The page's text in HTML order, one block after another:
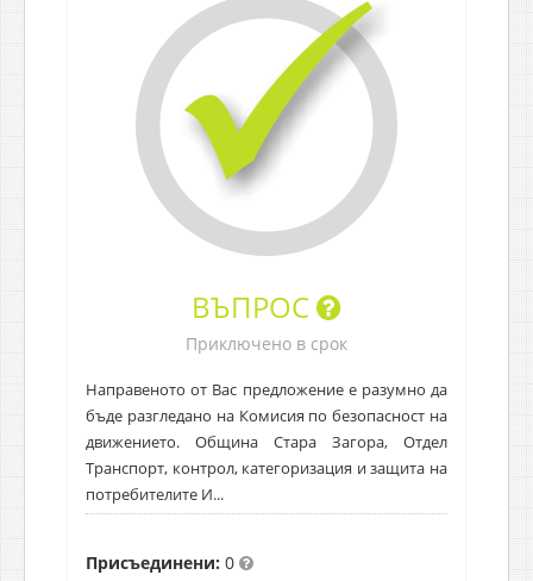
ВЪПРОС
Приключено в срок
Направеното от Вас предложение е разумно да
бъде разгледано на Комисия по безопасност на
движението. Община Стара Загора, Отдел
Транспорт, контрол, категоризация и защита на
потребителите И...
Присъединени: 0